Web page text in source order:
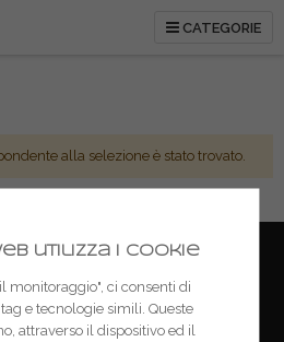
CATEGORIE
alla selezione è stato trovato.
Castiglione delle Stivere (MN)
utilizza i cookie
monitoraggio", ci consenti di
e tecnologie simili. Queste
attraverso il dispositivo ed il